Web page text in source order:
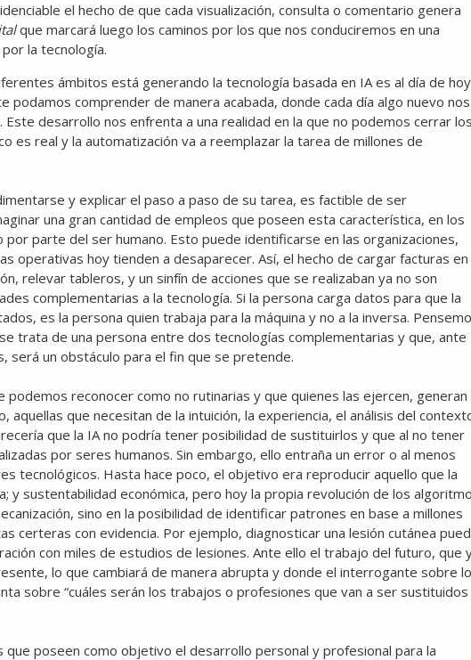
el hecho de que cada visualización, consulta o comentario genera
que marcará luego los caminos por los que nos conduciremos en una
la tecnología.
ámbitos está generando la tecnología basada en IA es al día de hoy
podamos comprender de manera acabada, donde cada día algo nuevo nos
desarrollo nos enfrenta a una realidad en la que no podemos cerrar
es real y la automatización va a reemplazar la tarea de millones de
y explicar el paso a paso de su tarea, es factible de ser
una gran cantidad de empleos que poseen esta característica, en los
parte del ser humano. Esto puede identificarse en las organizaciones,
operativas hoy tienden a desaparecer. Así, el hecho de cargar facturas en
relevar tableros, y un sinfín de acciones que se realizaban ya no son
complementarias a la tecnología. Si la persona carga datos para que la
es la persona quien trabaja para la máquina y no a la inversa.
trata de una persona entre dos tecnologías complementarias y que, ante
será un obstáculo para el fin que se pretende.
reconocer como no rutinarias y que quienes las ejercen, generan
aquellas que necesitan de la intuición, la experiencia, el análisis del
que la IA no podría tener posibilidad de sustituirlos y que al no tener
por seres humanos. Sin embargo, ello entraña un error o al menos
tecnológicos. Hasta hace poco, el objetivo era reproducir aquello que la
y sustentabilidad económica, pero hoy la propia revolución de los
sino en la posibilidad de identificar patrones en base a millones
certeras con evidencia. Por ejemplo, diagnosticar una lesión cutánea
con miles de estudios de lesiones. Ante ello el trabajo del futuro, que
lo que cambiará de manera abrupta y donde el interrogante sobre
sobre “cuáles serán los trabajos o profesiones que van a ser
poseen como objetivo el desarrollo personal y profesional para la